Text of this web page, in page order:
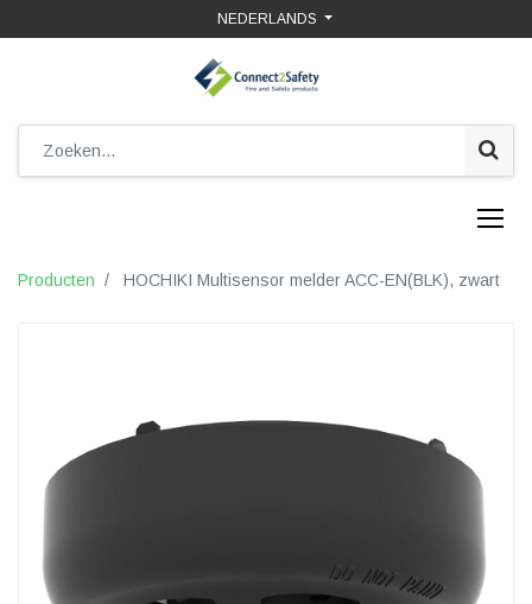
NEDERLANDS
Producten HOCHIKI Multisensor melder ACC-EN(BLK), zwart